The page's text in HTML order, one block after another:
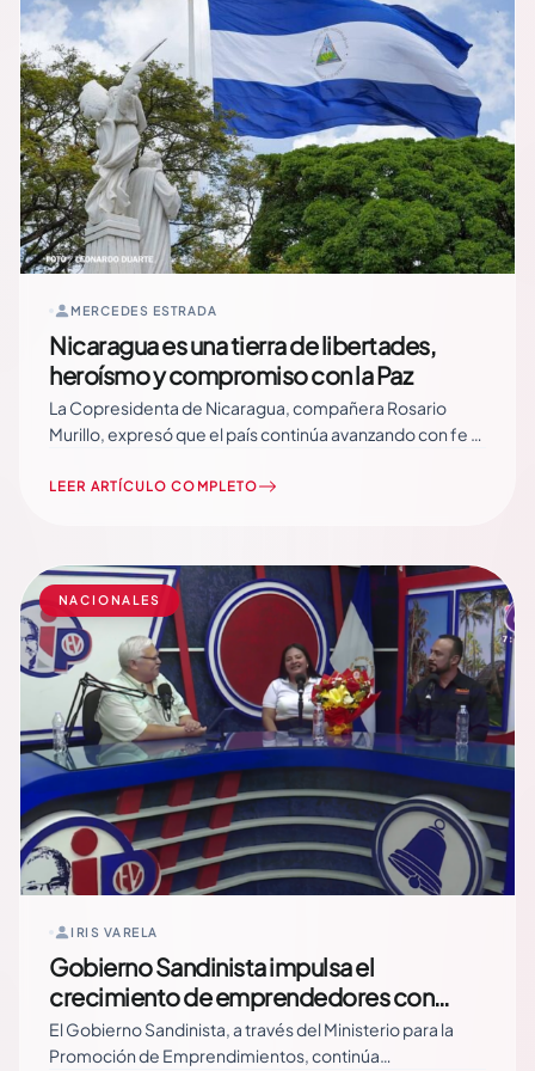
MERCEDES ESTRADA
Nicaragua es una tierra de libertades,
heroísmo y compromiso con la Paz
La Copresidenta de Nicaragua, compañera Rosario
Murillo, expresó que el país continúa avanzando con fe y
alcanzar la gloria, la victoria y mejores oportunidades.
porque… Read More
LEER ARTÍCULO COMPLETO
NACIONALES
IRIS VARELA
Gobierno Sandinista impulsa el
crecimiento de emprendedores con
acompañamiento y capacitación
permanente
El Gobierno Sandinista, a través del Ministerio para la
Promoción de Emprendimientos, continúa